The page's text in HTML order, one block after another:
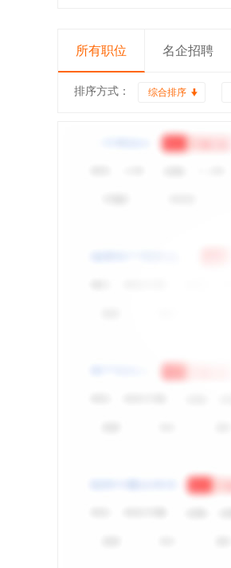
所有职位 名企招聘
排序方式： 综合排序